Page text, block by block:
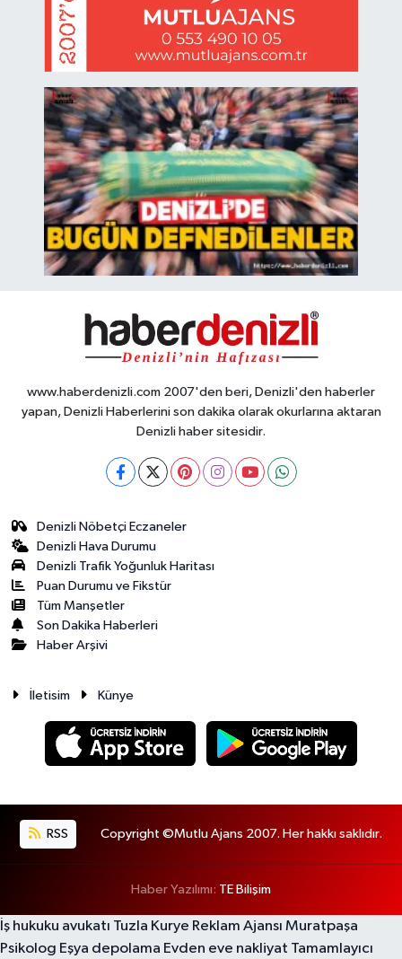
www.haberdenizli.com 2007'den beri, Denizli'den haberler
yapan, Denizli Haberlerini son dakika olarak okurlarına aktaran
Denizli haber sitesidir.
Denizli Nöbetçi Eczaneler
Denizli Hava Durumu
Denizli Trafik Yoğunluk Haritası
Puan Durumu ve Fikstür
Tüm Manşetler
Son Dakika Haberleri
Haber Arşivi
İletisim Künye
RSS Copyright ©Mutlu Ajans 2007. Her hakkı saklıdır.
Haber Yazılımı: TE Bilişim
İş hukuku avukatı Tuzla Kurye Reklam Ajansı Muratpaşa
Psikolog Eşya depolama Evden eve nakliyat Tamamlayıcı